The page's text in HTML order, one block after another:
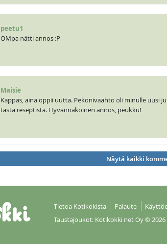
peetu1
OMpa nätti annos :P
Maisie
Kappas, aina oppii uutta. Pekonivaahto oli minulle uusi
tästä reseptistä. Hyvännäköinen annos, peukku!
Näytä kaikki
Tietoa Kotikokista Palaute
Taustajoukot: Kotikokki net Oy© 2026